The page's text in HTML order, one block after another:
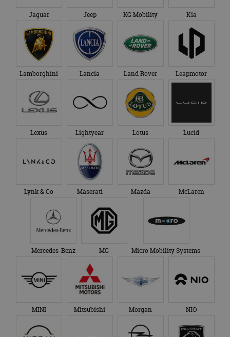
Jaguar Jeep KG Mobility Kia
Lamborghini Lancia Land Rover Leapmotor
Lexus Lightyear Lotus Lucid
Lynk & Co Maserati Mazda McLaren
Mercedes-Benz MG Micro Mobility Systems
MINI Mitsubishi Morgan NIO